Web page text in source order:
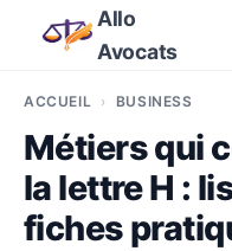
Allo
Avocats
ACCUEIL BUSINESS
Métiers qui
la lettre H :
fiches